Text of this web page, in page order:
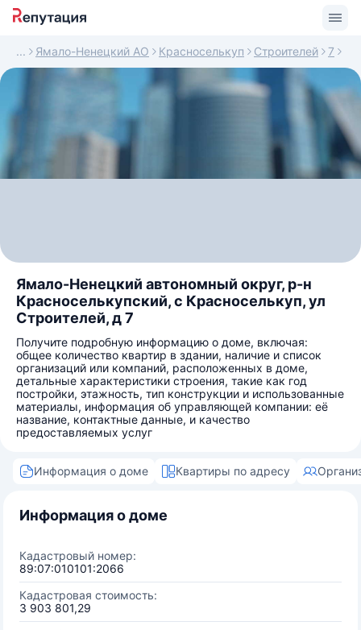
Ямало-Ненецкий АО Красноселькуп Строителей 7
Ямало-Ненецкий автономный округ, р-н
Красноселькупский, с Красноселькуп, ул
Строителей, д 7
Получите подробную информацию о доме, включая:
общее количество квартир в здании, наличие и список
организаций или компаний, расположенных в доме,
детальные характеристики строения, такие как год
постройки, этажность, тип конструкции и использованные
материалы, информация об управляющей компании: её
название, контактные данные, и качество
предоставляемых услуг
Информация о доме Квартиры по адресу
Информация о доме
Кадастровый номер:
89:07:010101:2066
Кадастровая стоимость:
3 903 801,29